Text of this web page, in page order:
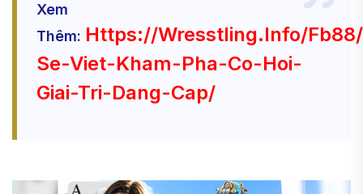
Xem
Thêm: Https://wresstling.info/
Se-Viet-Kham-Pha-Co-Hoi-
Giai-Tri-Dang-Cap/